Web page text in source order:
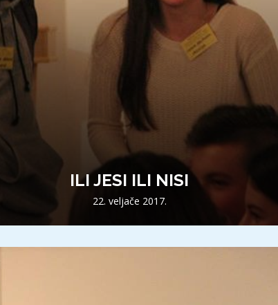
ILI JESI ILI NISI
22. veljače 2017.